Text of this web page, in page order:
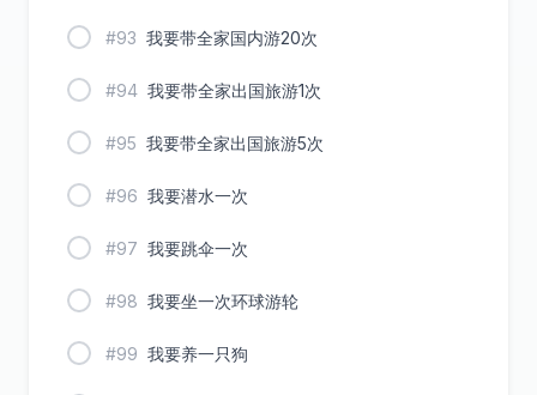
#93 我要带全家国内游20次
#94 我要带全家出国旅游1次
#95 我要带全家出国旅游5次
#96 我要潜水一次
#97 我要跳伞一次
#98 我要坐一次环球游轮
#99 我要养一只狗